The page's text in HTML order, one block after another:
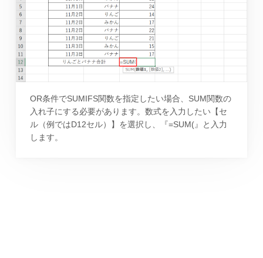
OR条件でSUMIFS関数を指定したい場合、SUM関数の
入れ子にする必要があります。数式を入力したい【セ
ル（例ではD12セル）】を選択し、『=SUM(』と入力
します。